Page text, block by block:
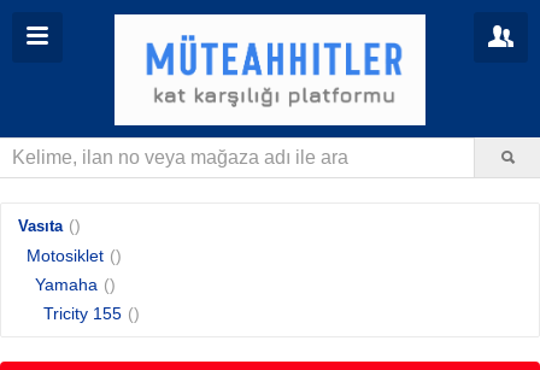
Vasıta ()
Motosiklet ()
Yamaha ()
Tricity 155 ()